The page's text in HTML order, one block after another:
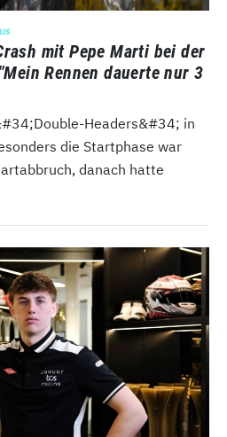
mit Pepe Marti bei der
Rennen dauerte nur 3
Headers&#34; in
die Startphase war
danach hatte